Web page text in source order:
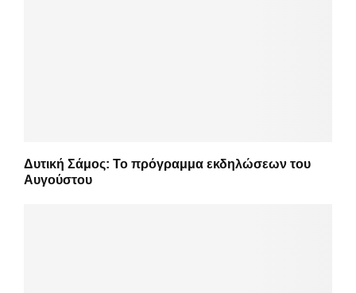
Δυτική Σάμος: Το πρόγραμμα εκδηλώσεων του
Αυγούστου